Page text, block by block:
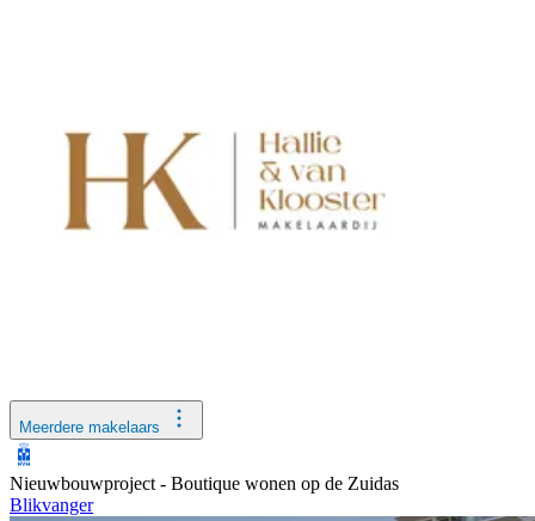
Meerdere makelaars
Nieuwbouwproject - Boutique wonen op de Zuidas
Blikvanger